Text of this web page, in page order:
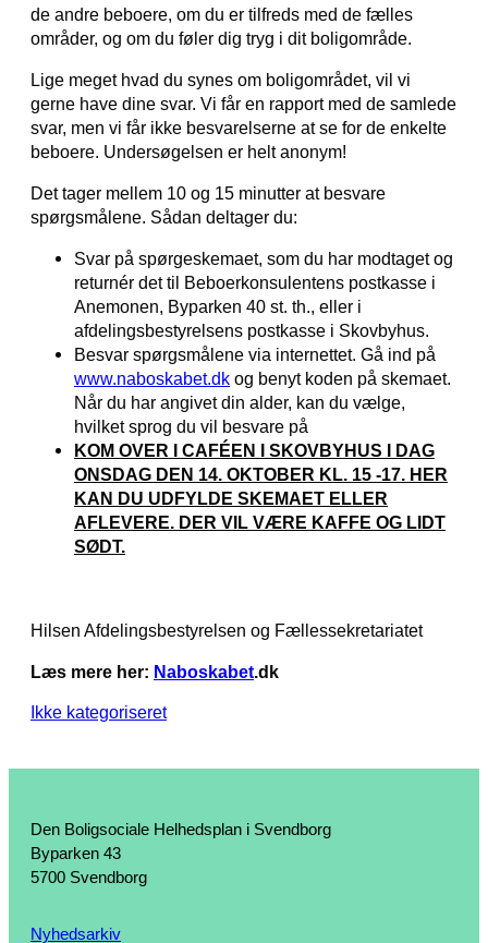
de andre beboere, om du er tilfreds med de fælles
områder, og om du føler dig tryg i dit boligområde.
Lige meget hvad du synes om boligområdet, vil vi
gerne have dine svar. Vi får en rapport med de samlede
svar, men vi får ikke besvarelserne at se for de enkelte
beboere. Undersøgelsen er helt anonym!
Det tager mellem 10 og 15 minutter at besvare
spørgsmålene. Sådan deltager du:
Svar på spørgeskemaet, som du har modtaget og
returnér det til Beboerkonsulentens postkasse i
Anemonen, Byparken 40 st. th., eller i
afdelingsbestyrelsens postkasse i Skovbyhus.
Besvar spørgsmålene via internettet. Gå ind på
www.naboskabet.dk og benyt koden på skemaet.
Når du har angivet din alder, kan du vælge,
hvilket sprog du vil besvare på
KOM OVER I CAFÉEN I SKOVBYHUS I DAG
ONSDAG DEN 14. OKTOBER KL. 15 -17. HER
KAN DU UDFYLDE SKEMAET ELLER
AFLEVERE. DER VIL VÆRE KAFFE OG LIDT
SØDT.
Hilsen Afdelingsbestyrelsen og Fællessekretariatet
Læs mere her: Naboskabet.dk
Ikke kategoriseret
Den Boligsociale Helhedsplan i Svendborg
Byparken 43
5700 Svendborg
Nyhedsarkiv